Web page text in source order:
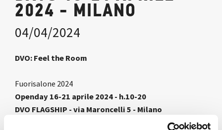
2024 - MILANO
04/04/2024
DVO: Feel the Room
Fuorisalone 2024
Openday 16-21 aprile 2024 - h.10-20
DVO FLAGSHIP - via Maroncelli 5 - Milano